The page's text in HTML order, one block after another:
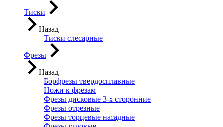
Тиски
Назад
Тиски слесарные
Фрезы
Назад
Борфрезы твердосплавные
Ножи к фрезам
Фрезы дисковые 3-х сторонние
Фрезы отрезные
Фрезы торцевые насадные